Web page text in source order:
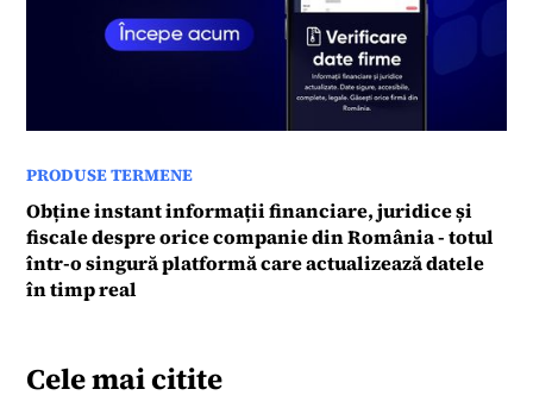
PRODUSE TERMENE
Obține instant informații financiare, juridice și
fiscale despre orice companie din România - totul
într-o singură platformă care actualizează datele
în timp real
Cele mai citite